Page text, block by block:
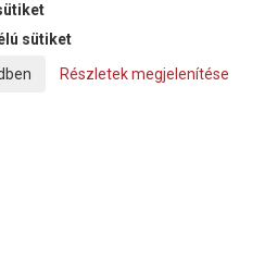
Kft. | Minden jog fenntartva!
sütiket
Részletek megjelenítése